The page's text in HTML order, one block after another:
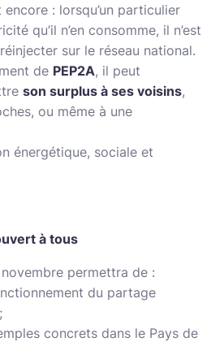
encore : lorsqu’un particulier
qu’il n’en consomme, il n’est
sur le réseau national.
de PEP2A, il peut
son surplus à ses voisins,
ou même à une
énergétique, sociale et
à tous
permettra de :
du partage
concrets dans le Pays de